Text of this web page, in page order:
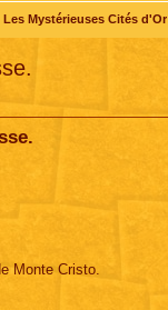
Les Mystérieuses Cités d'Or
Monte Cristo.